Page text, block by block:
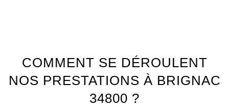
COMMENT SE DÉROULENT
NOS PRESTATIONS À BRIGNAC
34800 ?